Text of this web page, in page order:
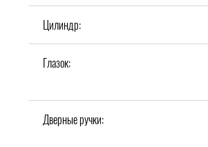
Цилиндр:
Глазок:
Дверные ручки: